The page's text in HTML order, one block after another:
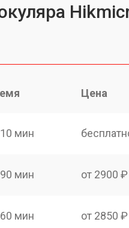
Цена
мин
мин от 2900 ₽
мин от 2850 ₽